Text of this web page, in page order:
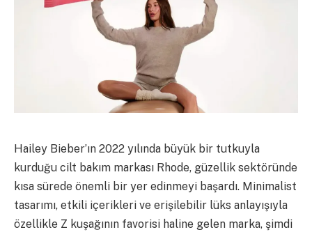
Hailey Bieber’ın 2022 yılında büyük bir tutkuyla
kurduğu cilt bakım markası Rhode, güzellik sektöründe
kısa sürede önemli bir yer edinmeyi başardı. Minimalist
tasarımı, etkili içerikleri ve erişilebilir lüks anlayışıyla
özellikle Z kuşağının favorisi haline gelen marka, şimdi